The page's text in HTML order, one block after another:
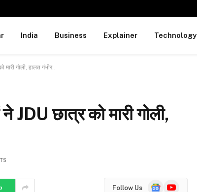
India Business Explainer Technology
गोली, हालत गंभीर..
JDU छात्र को मारी गोली,
Follow Us
GoogleYouTube